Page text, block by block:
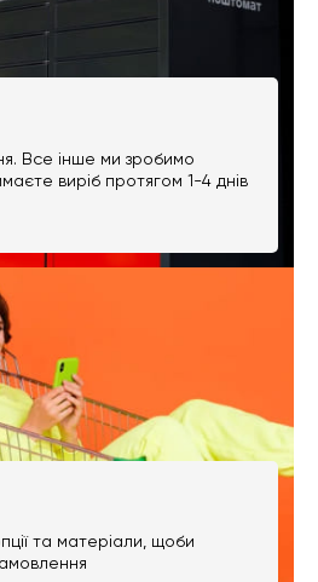
Все інше ми зробимо
виріб протягом 1-4 днів
та матеріали, щоби